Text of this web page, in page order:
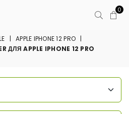
0
| APPLE IPHONE 12 PRO |
ДЛЯ APPLE IPHONE 12 PRO